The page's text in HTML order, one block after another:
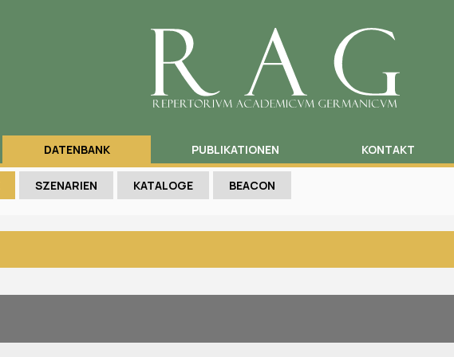
DATENBANK PUBLIKATIONEN KONTAKT
SZENARIEN KATALOGE BEACON